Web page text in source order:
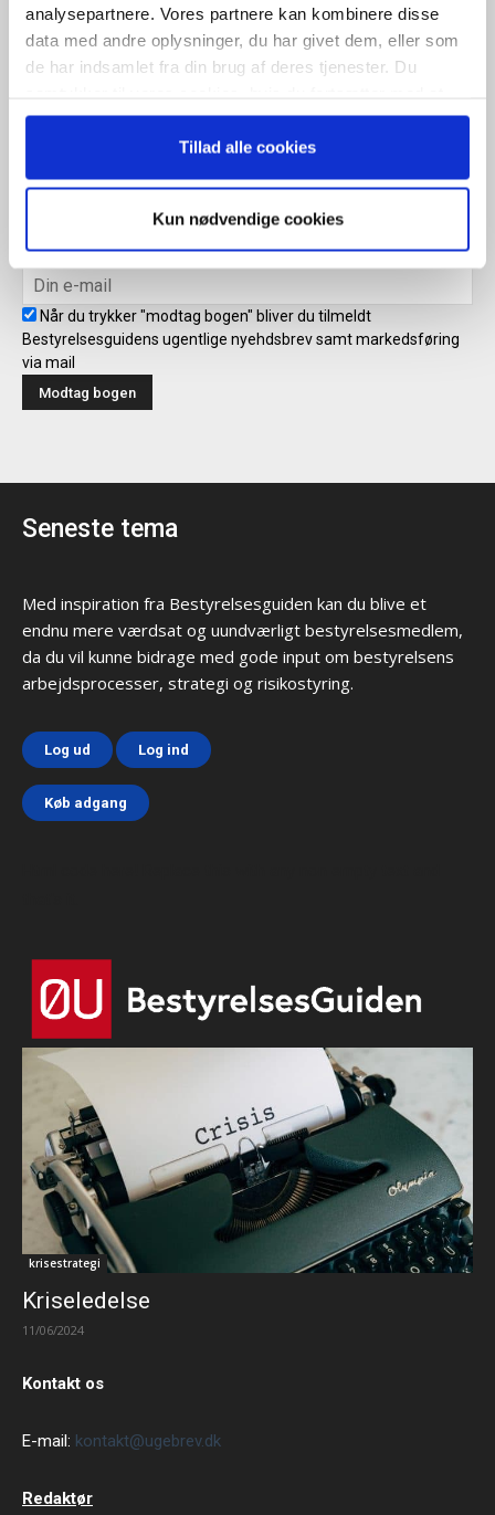
analysepartnere. Vores partnere kan kombinere disse
data med andre oplysninger, du har givet dem, eller som
de har indsamlet fra din brug af deres tjenester. Du
anvende vores hjemmeside.
Tillad alle cookies
Kun nødvendige cookies
Når du trykker "modtag bogen" bliver du tilmeldt Bestyrelsesguidens
ugentlige nyhedsbrev samt markedsføring via mail.
Tilmeld
Modtag bogen direkte i din
mailboks
Når du trykker "modtag bogen" bliver du tilmeldt
Bestyrelsesguidens ugentlige nyehdsbrev samt markedsføring
via mail
Seneste tema
Med inspiration fra Bestyrelsesguiden kan du blive et
endnu mere værdsat og uundværligt bestyrelsesmedlem,
da du vil kunne bidrage med gode input om bestyrelsens
arbejdsprocesser, strategi og risikostyring.
Log ud Log ind
Køb adgang
krisestrategi
Kriseledelse
11/06/2024
Kontakt os
E-mail: kontakt@ugebrev.dk
Redaktør